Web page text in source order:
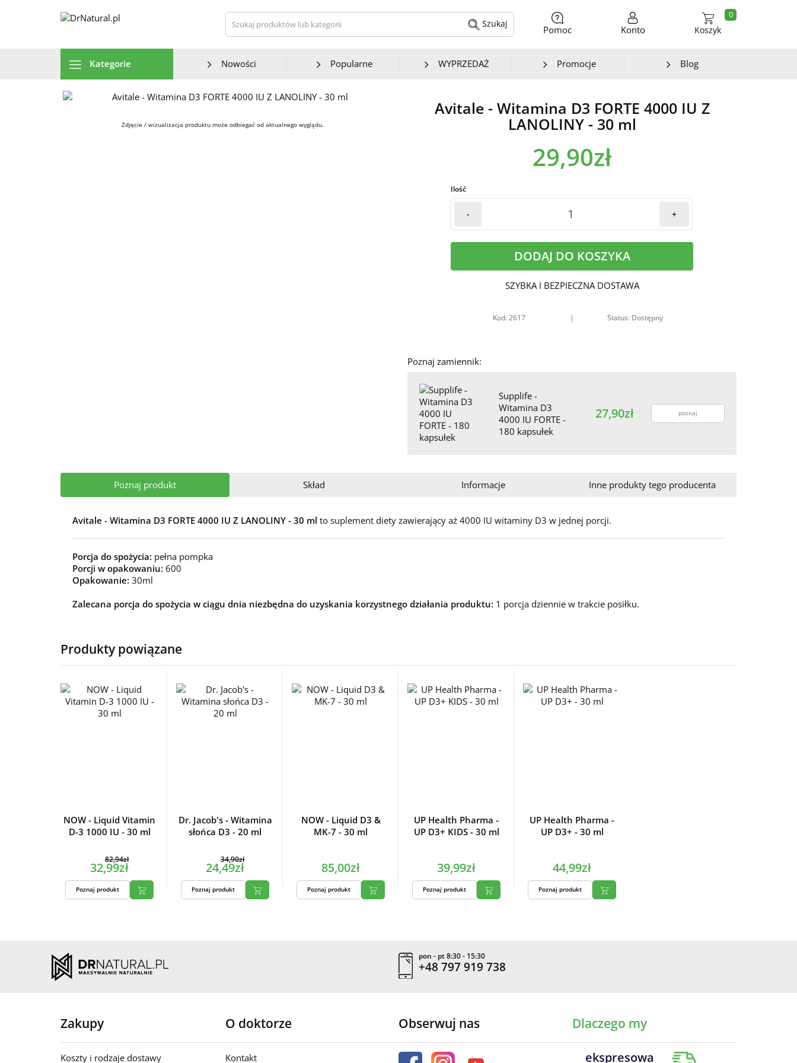
Szukaj produktów lub kategorii Szukaj
Pomoc Konto Koszyk
0
Kategorie Nowości Popularne WYPRZEDAŻ Promocje Blog
Zdjęcie / wizualizacja produktu może odbiegać od aktualnego wyglądu.
Avitale - Witamina D3 FORTE 4000 IU Z
LANOLINY - 30 ml
29,90zł
Ilość
- +
DODAJ DO KOSZYKA
SZYBKA I BEZPIECZNA DOSTAWA
Kod: 2617 | Status: Dostępny
Poznaj zamiennik:
Supplife -
Witamina D3
4000 IU FORTE -
180 kapsułek
27,90zł poznaj
Poznaj produkt Skład Informacje Inne produkty tego producenta
Avitale - Witamina D3 FORTE 4000 IU Z LANOLINY - 30 ml to suplement diety zawierający aż 4000 IU witaminy D3 w jednej porcji.
Porcja do spożycia: pełna pompka
Porcji w opakowaniu: 600
Opakowanie: 30ml
Zalecana porcja do spożycia w ciągu dnia niezbędna do uzyskania korzystnego działania produktu: 1 porcja dziennie w trakcie posiłku.
Produkty powiązane
NOW - Liquid Vitamin
D-3 1000 IU - 30 ml
82,94zł
32,99zł
Poznaj produkt
Dr. Jacob's - Witamina
słońca D3 - 20 ml
34,90zł
24,49zł
Poznaj produkt
NOW - Liquid D3 &
MK-7 - 30 ml
85,00zł
Poznaj produkt
UP Health Pharma -
UP D3+ KIDS - 30 ml
39,99zł
Poznaj produkt
UP Health Pharma -
UP D3+ - 30 ml
44,99zł
Poznaj produkt
pon - pt 8:30 - 15:30
+48 797 919 738
Zakupy
Koszty i rodzaje dostawy
O doktorze
Kontakt
Obserwuj nas Dlaczego my
ekspresowa